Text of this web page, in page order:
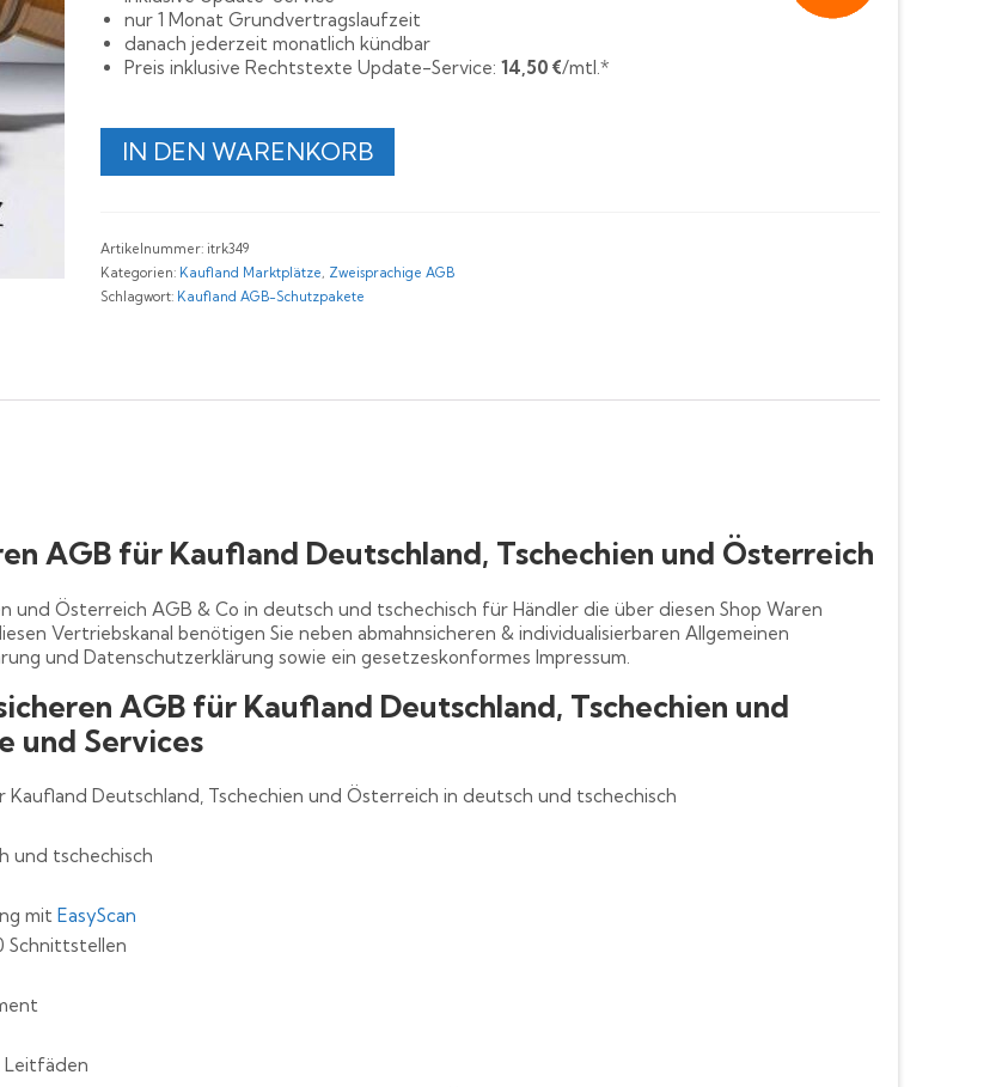
nur 1 Monat Grundvertragslaufzeit
danach jederzeit monatlich kündbar
Preis inklusive Rechtstexte Update-Service: 14,50 €/mtl.*
Rechtssichere
AGB
Tschechien
und
Österreich
IN DEN WARENKORB
Artikelnummer: itrk349
Kategorien: Kaufland Marktplätze, Zweisprachige AGB
Schlagwort: Kaufland AGB-Schutzpakete
AGB für Kaufland Deutschland, Tschechien und Österreich
und Österreich AGB & Co in deutsch und tschechisch für Händler die über diesen Shop Waren
Vertriebskanal benötigen Sie neben abmahnsicheren & individualisierbaren Allgemeinen
und Datenschutzerklärung sowie ein gesetzeskonformes Impressum.
AGB für Kaufland Deutschland, Tschechien und
und Services
Deutschland, Tschechien und Österreich in deutsch und tschechisch
und tschechisch
mit EasyScan
Schnittstellen
Leitfäden